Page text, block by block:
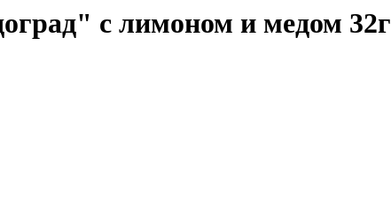
с лимоном и медом 32г